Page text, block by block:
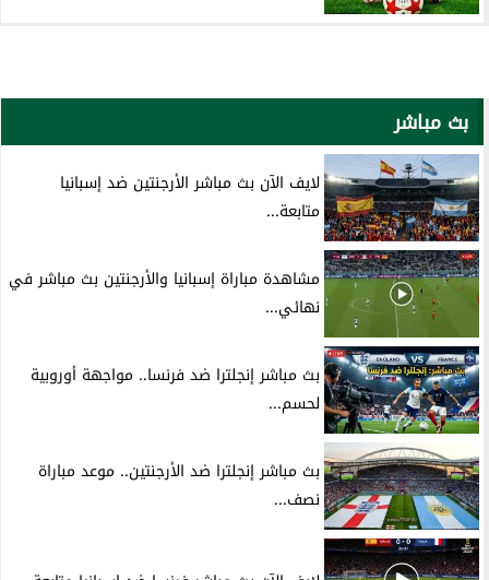
بث مباشر
لايف الآن بث مباشر الأرجنتين ضد إسبانيا
متابعة...
مشاهدة مباراة إسبانيا والأرجنتين بث مباشر في
نهائي...
بث مباشر إنجلترا ضد فرنسا.. مواجهة أوروبية
لحسم...
بث مباشر إنجلترا ضد الأرجنتين.. موعد مباراة
نصف...